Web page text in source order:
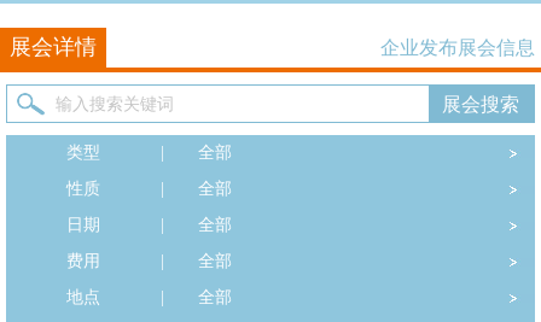
展会详情 企业发布展会信息
类型
全部
性质
全部
日期
全部
费用
全部
地点
全部